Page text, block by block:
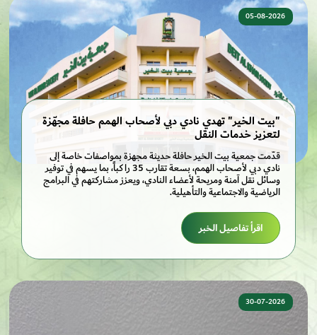
05-08-2026
"بيت الخير" تهدي نادي دبي لأصحاب الهمم حافلة مجهّزة
لتعزيز خدمات النقل
قدّمت جمعية بيت الخير حافلة حديثة مجهزة بمواصفات خاصة إلى
نادي دبي لأصحاب الهمم، بسعة تقارب 35 راكباً، بما يسهم في توفير
وسائل نقل آمنة ومريحة لأعضاء النادي، ويعزز مشاركتهم في البرامج
الرياضية والاجتماعية والتأهيلية.
اقرأ تفاصيل الخبر
30-07-2026